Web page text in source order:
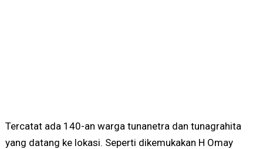
Tercatat ada 140-an warga tunanetra dan tunagrahita
yang datang ke lokasi. Seperti dikemukakan H Omay